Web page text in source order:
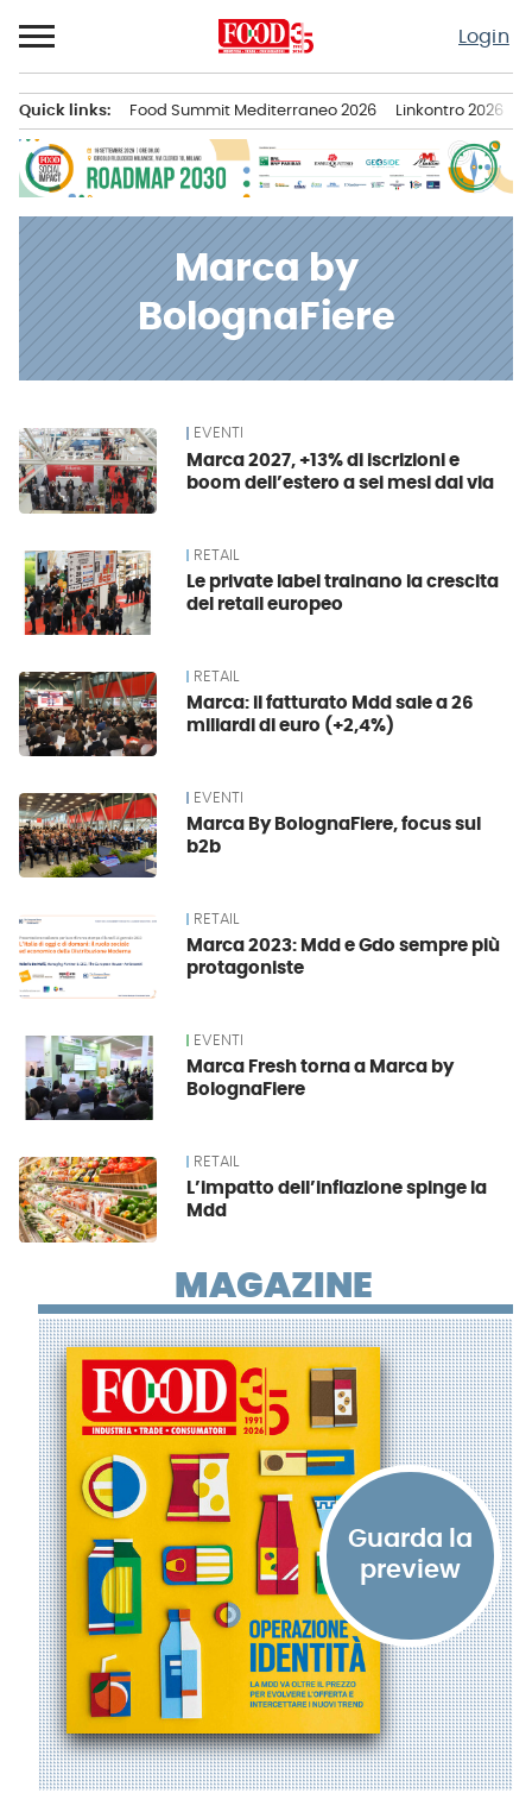
al
contenuto
Login
principale
Quick links: Food Summit Mediterraneo 2026 Linkontro 2026
Marca by
BolognaFiere
News EVENTI
Marca 2027, +13% di iscrizioni e
boom dell’estero a sei mesi dal via
RETAIL
Le private label trainano la crescita
del retail europeo
RETAIL
Marca: il fatturato Mdd sale a 26
miliardi di euro (+2,4%)
EVENTI
Marca By BolognaFiere, focus sul
b2b
RETAIL
Marca 2023: Mdd e Gdo sempre più
protagoniste
EVENTI
Marca Fresh torna a Marca by
BolognaFiere
RETAIL
L’impatto dell’inflazione spinge la
Mdd
MAGAZINE